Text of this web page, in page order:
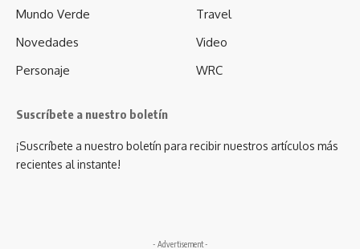
Mundo Verde
Novedades
Personaje
Travel
Video
WRC
Suscríbete a nuestro boletín
¡Suscríbete a nuestro boletín para recibir nuestros artículos más
recientes al instante!
- Advertisement -